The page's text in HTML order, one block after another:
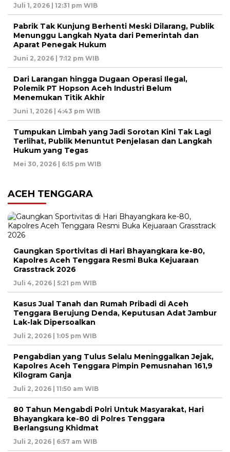
Juli 1, 2026 | 12:31 pm WIB
Pabrik Tak Kunjung Berhenti Meski Dilarang, Publik
Menunggu Langkah Nyata dari Pemerintah dan
Aparat Penegak Hukum
Juni 2, 2026 | 7:12 pm WIB
Dari Larangan hingga Dugaan Operasi Ilegal,
Polemik PT Hopson Aceh Industri Belum
Menemukan Titik Akhir
Juni 1, 2026 | 4:43 pm WIB
Tumpukan Limbah yang Jadi Sorotan Kini Tak Lagi
Terlihat, Publik Menuntut Penjelasan dan Langkah
Hukum yang Tegas
Mei 30, 2026 | 6:15 pm WIB
ACEH TENGGARA
Gaungkan Sportivitas di Hari Bhayangkara ke-80,
Kapolres Aceh Tenggara Resmi Buka Kejuaraan
Grasstrack 2026
Juli 4, 2026 | 5:21 pm WIB
Kasus Jual Tanah dan Rumah Pribadi di Aceh
Tenggara Berujung Denda, Keputusan Adat Jambur
Lak-lak Dipersoalkan
Juli 2, 2026 | 1:05 pm WIB
Pengabdian yang Tulus Selalu Meninggalkan Jejak,
Kapolres Aceh Tenggara Pimpin Pemusnahan 161,9
Kilogram Ganja
Juli 2, 2026 | 11:50 am WIB
80 Tahun Mengabdi Polri Untuk Masyarakat, Hari
Bhayangkara ke-80 di Polres Tenggara
Berlangsung Khidmat
Juli 2, 2026 | 6:57 am WIB